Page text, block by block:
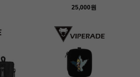
25,000원